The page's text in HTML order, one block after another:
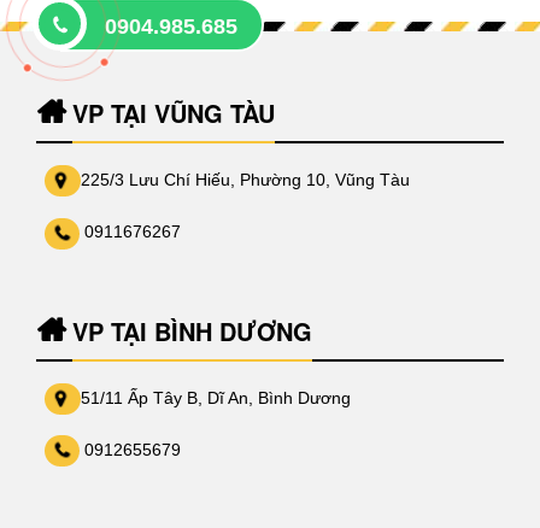
VP TẠI VŨNG TÀU
225/3 Lưu Chí Hiếu, Phường 10, Vũng Tàu
0911676267
VP TẠI BÌNH DƯƠNG
51/11 Ấp Tây B, Dĩ An, Bình Dương
0912655679
0904.985.685